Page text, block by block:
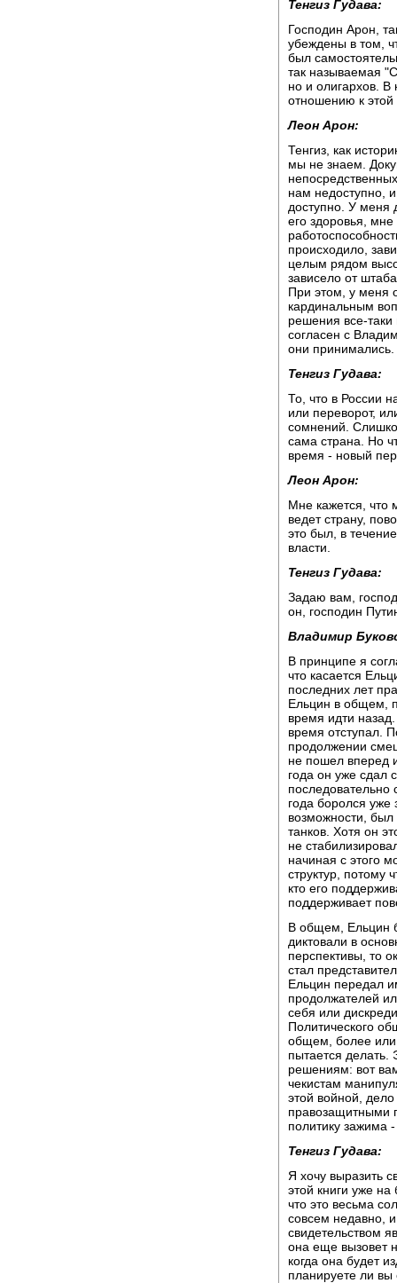
Тенгиз Гудава:
Господин Арон,
убеждены в том,
был
так называемая
но и олигархов.
отношению к
Леон Арон:
Тенгиз, как
мы не знаем.
нам недоступно,
доступно. У меня
его здоровья,
происходило,
целым рядом
зависело от
При этом, у меня
кардинальным
решения все-
согласен с
они принимались.
Тенгиз Гудава:
То, что в России
или переворот,
сомнений.
сама страна. Но
время - новый
Леон Арон:
Мне кажется, что
ведет страну,
это был, в
власти.
Тенгиз Гудава:
Задаю вам,
он, господин
Владимир
В принципе я
что касается
последних лет
Ельцин в общем,
время идти
время отступал.
продолжении
не пошел вперед
года он уже сдал
последовательно
года боролся уже
возможности,
танков. Хотя он
не
начиная с этого
структур, потому
кто его
поддерживает
В общем, Ельцин
диктовали в
перспективы, то
стал
Ельцин передал
продолжателей
себя или
Политического
общем, более или
пытается делать.
решениям: вот
чекистам
этой войной,
правозащитными
политику зажима -
Тенгиз Гудава:
Я хочу выразить
этой книги уже
что это весьма
совсем недавно,
свидетельством
она еще вызовет
когда она будет
планируете ли вы